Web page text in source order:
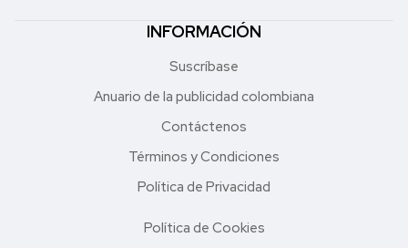
INFORMACIÓN
Suscríbase
Anuario de la publicidad colombiana
Contáctenos
Términos y Condiciones
Política de Privacidad
Política de Cookies